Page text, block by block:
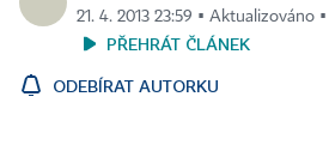
21. 4. 2013 23:59 ▪ Aktualizováno
PŘEHRÁT ČLÁNEK
ODEBÍRAT AUTORKU